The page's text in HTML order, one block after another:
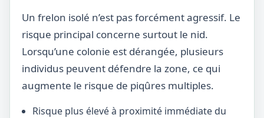
Un frelon isolé n’est pas forcément agressif. Le
risque principal concerne surtout le nid.
Lorsqu’une colonie est dérangée, plusieurs
individus peuvent défendre la zone, ce qui
augmente le risque de piqûres multiples.
Risque plus élevé à proximité immédiate du